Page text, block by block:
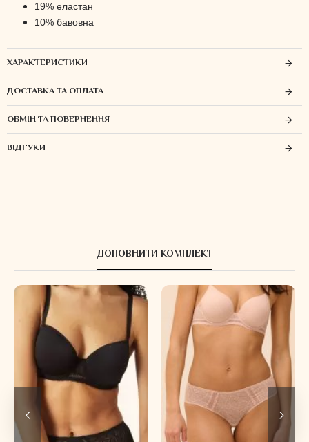
19% еластан
10% бавовна
ХАРАКТЕРИСТИКИ
ДОСТАВКА ТА ОПЛАТА
ОБМІН ТА ПОВЕРНЕННЯ
ВІДГУКИ
ДОПОВНИТИ КОМПЛЕКТ